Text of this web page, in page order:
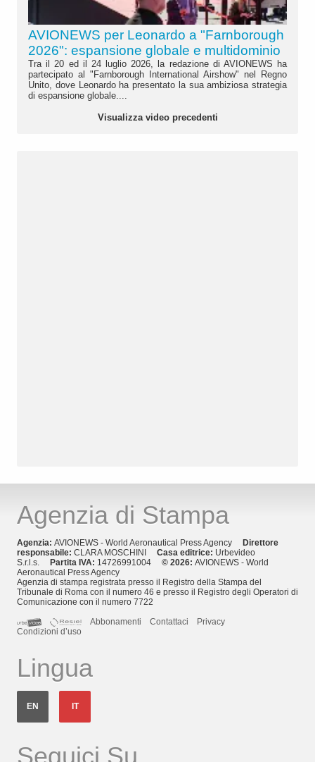
AVIONEWS per Leonardo a "Farnborough
2026": espansione globale e multidominio
Tra il 20 ed il 24 luglio 2026, la redazione di AVIONEWS ha
partecipato al "Farnborough International Airshow" nel Regno
Unito, dove Leonardo ha presentato la sua ambiziosa strategia
di espansione globale....
Visualizza video precedenti
Agenzia di Stampa
Agenzia: AVIONEWS - World Aeronautical Press Agency
Direttore
responsabile: CLARA MOSCHINI Casa editrice: Urbevideo
S.r.l.s.
Partita IVA: 14726991004 © 2026: AVIONEWS - World
Aeronautical Press Agency
Agenzia di stampa registrata presso il Registro della Stampa del
Tribunale di Roma con il numero 46 e presso il Registro degli Operatori di
Comunicazione con il numero 7722
Abbonamenti
Contattaci
Privacy
Condizioni d’uso
Lingua
EN IT
Seguici Su